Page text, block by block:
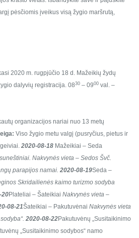
pėsčiomis įveikus visą žygio maršrutą,
2020 m. rugpjūčio 18 d. Mažeikių žydų
dalyvių registracija. 0830 – 0900 val. –
organizacijos nariai nuo 13 metų
Viso žygio metu valgį (pusryčius, pietus ir
2020-08-18 Mažeikiai – Seda
Nakvynės vieta – Sedos Švč.
parapijos namai. 2020-08-19Seda –
Skridailienės kaimo turizmo sodyba
20Plateliai – Šateikiai Nakvynės vieta –
08-21Šateikiai – Pakutuvėnai Nakvynės vieta
2020-08-22Pakutuvėnų „Susitaikinimo
„Susitaikinimo sodybos“ namo